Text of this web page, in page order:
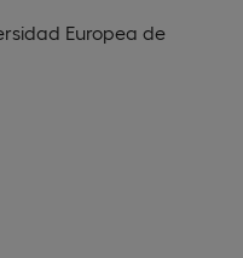
Europea de